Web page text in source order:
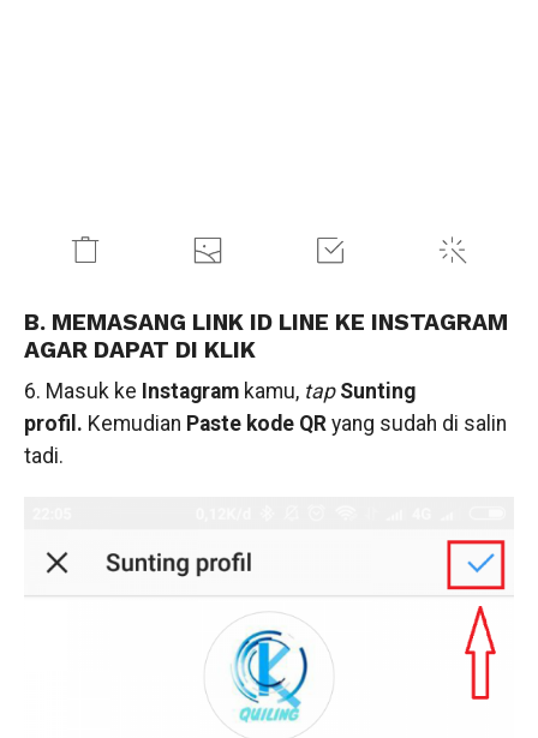
B. MEMASANG LINK ID LINE KE INSTAGRAM
AGAR DAPAT DI KLIK
6. Masuk ke Instagramkamu, tap Sunting
profil. Kemudian Paste kode QR yang sudah di salin
tadi.